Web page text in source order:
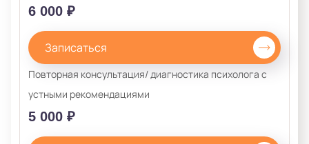
6 000 ₽
Записаться
Повторная консультация/ диагностика психолога с
устными рекомендациями
5 000 ₽